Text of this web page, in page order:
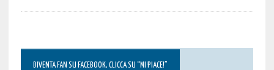
DIVENTA FAN SU FACEBOOK, CLICCA SU “MI PIACE!”